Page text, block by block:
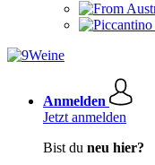
Anmelden
Jetzt anmelden
Bist du neu hier?